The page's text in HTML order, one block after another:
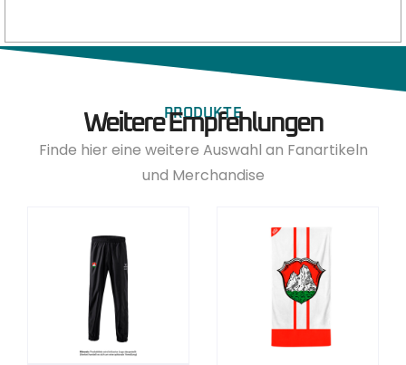
PRODUKTE
Weitere Empfehlungen
Finde hier eine weitere Auswahl an Fanartikeln
und Merchandise